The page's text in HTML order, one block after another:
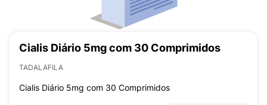
Cialis Diário 5mg com 30 Comprimidos
TADALAFILA
Cialis Diário 5mg com 30 Comprimidos